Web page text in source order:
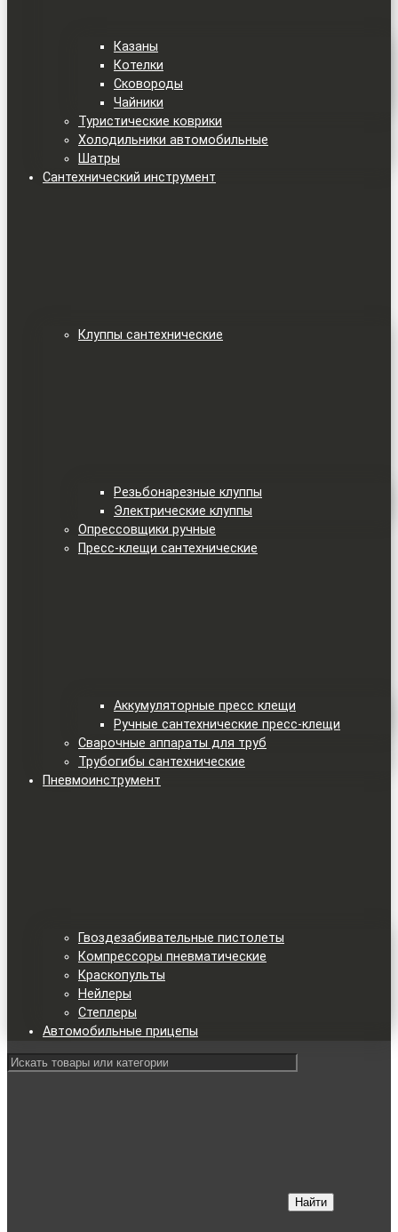
Казаны
Котелки
Сковороды
Чайники
Туристические коврики
Холодильники автомобильные
Шатры
Сантехнический инструмент
Клуппы сантехнические
Резьбонарезные клуппы
Электрические клуппы
Опрессовщики ручные
Пресс-клещи сантехнические
Аккумуляторные пресс клещи
Ручные сантехнические пресс-клещи
Сварочные аппараты для труб
Трубогибы сантехнические
Пневмоинструмент
Гвоздезабивательные пистолеты
Компрессоры пневматические
Краскопульты
Нейлеры
Степлеры
Автомобильные прицепы
Найти